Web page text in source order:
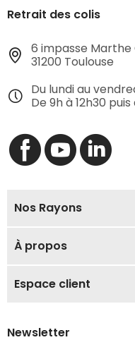
Retrait des colis
6 impasse Marthe
31200 Toulouse
Du lundi au
De 9h à 12h30 puis
Nos Rayons
À propos
Espace client
Newsletter